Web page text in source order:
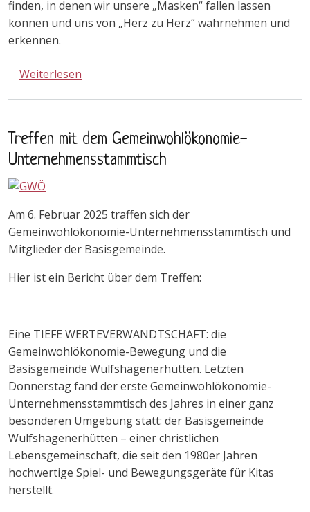
finden, in denen wir unsere „Masken“ fallen lassen
können und uns von „Herz zu Herz“ wahrnehmen und
erkennen.
Weiterlesen
Treffen mit dem Gemeinwohlökonomie-
Unternehmensstammtisch
Am 6. Februar 2025 traffen sich der
Gemeinwohlökonomie-Unternehmensstammtisch und
Mitglieder der Basisgemeinde.
Hier ist ein Bericht über dem Treffen:
Eine TIEFE WERTEVERWANDTSCHAFT: die
Gemeinwohlökonomie-Bewegung und die
Basisgemeinde Wulfshagenerhütten. Letzten
Donnerstag fand der erste Gemeinwohlökonomie-
Unternehmensstammtisch des Jahres in einer ganz
besonderen Umgebung statt: der Basisgemeinde
Wulfshagenerhütten – einer christlichen
Lebensgemeinschaft, die seit den 1980er Jahren
hochwertige Spiel- und Bewegungsgeräte für Kitas
herstellt.